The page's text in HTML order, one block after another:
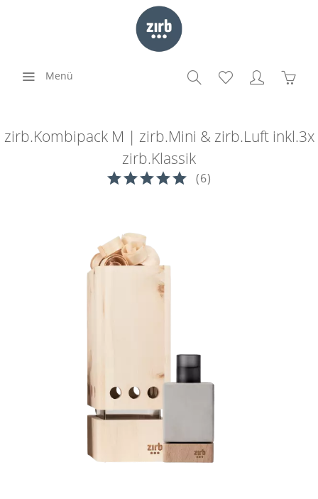
Menü
zirb.Kombipack M | zirb.Mini & zirb.Luft inkl.3x
zirb.Klassik
(6)